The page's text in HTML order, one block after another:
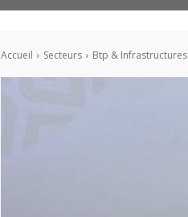
Accueil Secteurs Btp & Infrastructures